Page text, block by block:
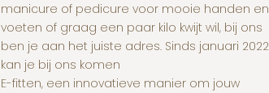
manicure of pedicure voor mooie handen en
voeten of graag een paar kilo kwijt wil, bij ons
ben je aan het juiste adres. Sinds januari 2022
kan je bij ons komen
E-fitten, een innovatieve manier om jouw